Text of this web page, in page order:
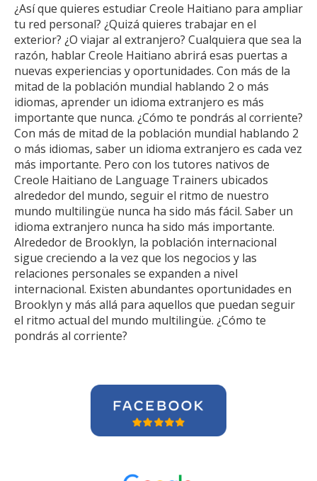
¿Así que quieres estudiar Creole Haitiano para ampliar
tu red personal? ¿Quizá quieres trabajar en el
exterior? ¿O viajar al extranjero? Cualquiera que sea la
razón, hablar Creole Haitiano abrirá esas puertas a
nuevas experiencias y oportunidades. Con más de la
mitad de la población mundial hablando 2 o más
idiomas, aprender un idioma extranjero es más
importante que nunca. ¿Cómo te pondrás al corriente?
Con más de mitad de la población mundial hablando 2
o más idiomas, saber un idioma extranjero es cada vez
más importante. Pero con los tutores nativos de
Creole Haitiano de Language Trainers ubicados
alrededor del mundo, seguir el ritmo de nuestro
mundo multilingüe nunca ha sido más fácil. Saber un
idioma extranjero nunca ha sido más importante.
Alrededor de Brooklyn, la población internacional
sigue creciendo a la vez que los negocios y las
relaciones personales se expanden a nivel
internacional. Existen abundantes oportunidades en
Brooklyn y más allá para aquellos que puedan seguir
el ritmo actual del mundo multilingüe. ¿Cómo te
pondrás al corriente?